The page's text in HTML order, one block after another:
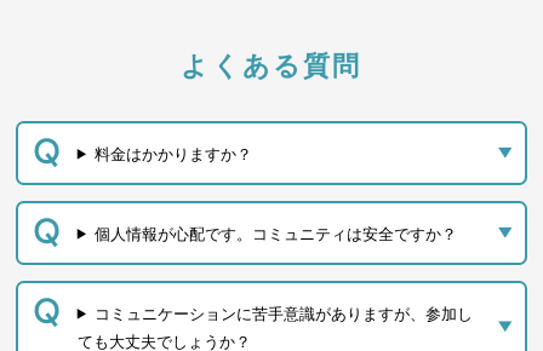
よくある質問
料金はかかりますか？
個人情報が心配です。コミュニティは安全ですか？
コミュニケーションに苦手意識がありますが、参加し
ても大丈夫でしょうか？